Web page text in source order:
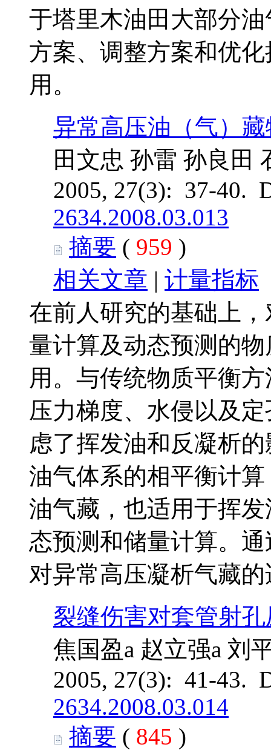
于塔里木油田大部分
方案、调整方案和优
用。
异常高压油（气）
田文忠 孙雷 孙良田
2005, 27(3): 37-40.
2634.2008.03.013
摘要 ( 959 )
相关文章 | 计量指标
在前人研究的基础上
量计算及动态预测的
用。与传统物质平衡
压力梯度、水侵以及
虑了挥发油和反凝析
油气体系的相平衡计
油气藏，也适用于挥
态预测和储量计算。
对异常高压凝析气藏
裂缝伤害对套管射
焦国盈a 赵立强a 刘
2005, 27(3): 41-43.
2634.2008.03.014
摘要 ( 845 )